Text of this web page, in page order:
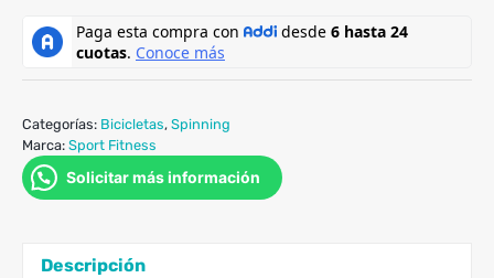
Categorías: Bicicletas, Spinning
Marca: Sport Fitness
Solicitar más información
Descripción